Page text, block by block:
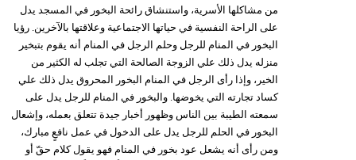
من مشاكلها الأسرية، واستنشاق رائحة البخور في المسجد يدل
على الراحة النفسية في حياتها الاجتماعية وعلاقتها بالآخرين. رؤيا
البخور في المنام للرجل وحلم الرجل في المنام أنه يقوم بتبخير
منزله يدل ذلك علي الزوجة الصالحة التي تجلب له الكثير من
الخير، وإذا رأى الرجل في المنام البخور المحروق يدل ذلك علي
كساد تجارته التي يخوضها. والبخور في المنام للرجل يدل على
سمعته الطيبة بين الناس وظهور أخبار جيدة تتعلق بعمله، وإشعال
البخور في الحلم للرجل يدل على الدخول في عمل نافعٍ مبارك،
ومن رأى أنه يشعل عود بخور في المنام فهو يقول كلام حقّ أو